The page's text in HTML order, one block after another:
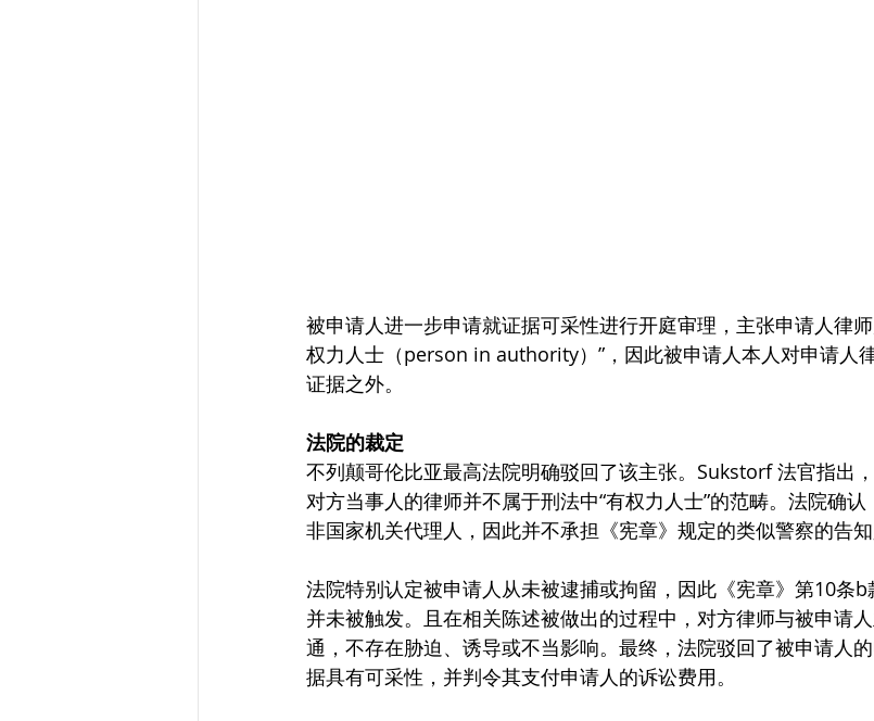
被申请人进一步申请就证据可采性进行开庭审理，主张申请人律
权力人士（person in authority）”，因此被申请人本人对申请人
证据之外。
法院的裁定
不列颠哥伦比亚最高法院明确驳回了该主张。Sukstorf 法官指出
对方当事人的律师并不属于刑法中“有权力人士”的范畴。法院确
非国家机关代理人，因此并不承担《宪章》规定的类似警察的告知
法院特别认定被申请人从未被逮捕或拘留，因此《宪章》第10条
并未被触发。且在相关陈述被做出的过程中，对方律师与被申请
通，不存在胁迫、诱导或不当影响。最终，法院驳回了被申请人
据具有可采性，并判令其支付申请人的诉讼费用。